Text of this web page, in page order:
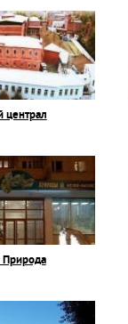
централ